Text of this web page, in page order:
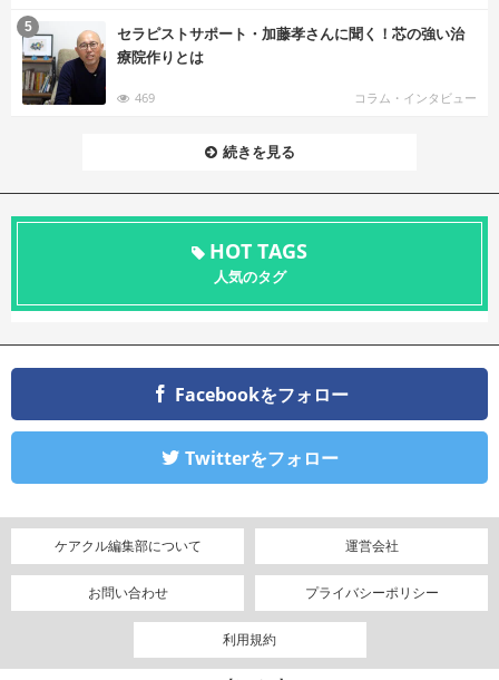
セラピストサポート・加藤孝さんに聞く！芯の強い治
療院作りとは
469 コラム・インタビュー
5
続きを見る
HOT TAGS
人気のタグ
Facebookをフォロー
Twitterをフォロー
ケアクル編集部について 運営会社
お問い合わせ プライバシーポリシー
利用規約